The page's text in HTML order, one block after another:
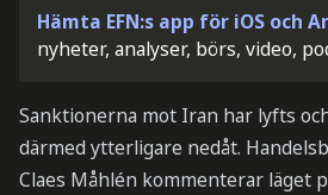
Hämta EFN:s app för iOS och
nyheter, analyser, börs, video,
Sanktionerna mot Iran har lyfts
därmed ytterligare nedåt.
Claes Måhlén kommenterar läget